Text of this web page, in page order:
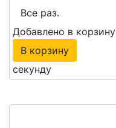
Все раз.
Добавлено в корзину
В корзину
секунду